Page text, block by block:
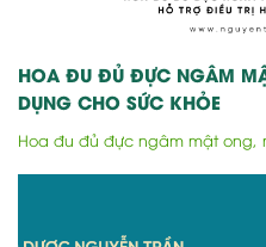
HOA ĐU ĐỦ ĐỰC NGÂM
DỤNG CHO SỨC KHỎE
Hoa đu đủ đực ngâm mật ong,